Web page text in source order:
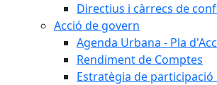
Directius i càrrecs de
Acció de govern
Agenda Urbana - Pla
Rendiment de Comptes
Estratègia de participació